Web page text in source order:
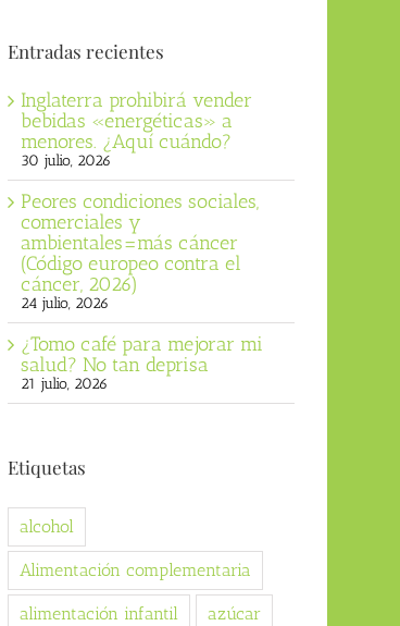
Entradas recientes
Inglaterra prohibirá vender
bebidas «energéticas» a
menores. ¿Aquí cuándo?
30 julio, 2026
Peores condiciones sociales,
comerciales y
ambientales=más cáncer
(Código europeo contra el
cáncer, 2026)
24 julio, 2026
¿Tomo café para mejorar mi
salud? No tan deprisa
21 julio, 2026
Etiquetas
alcohol
Alimentación complementaria
alimentación infantil azúcar